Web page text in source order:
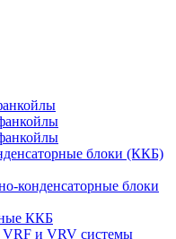
блоки (ККБ)
конденсаторные блоки
ККБ
VRF и VRV системы